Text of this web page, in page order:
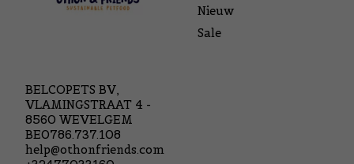
BELCOPETS BV,
VLAMINGSTRAAT 4 -
8560 WEVELGEM
BE0786.737.108
help@othonfriends.com
Nieuw
Sale